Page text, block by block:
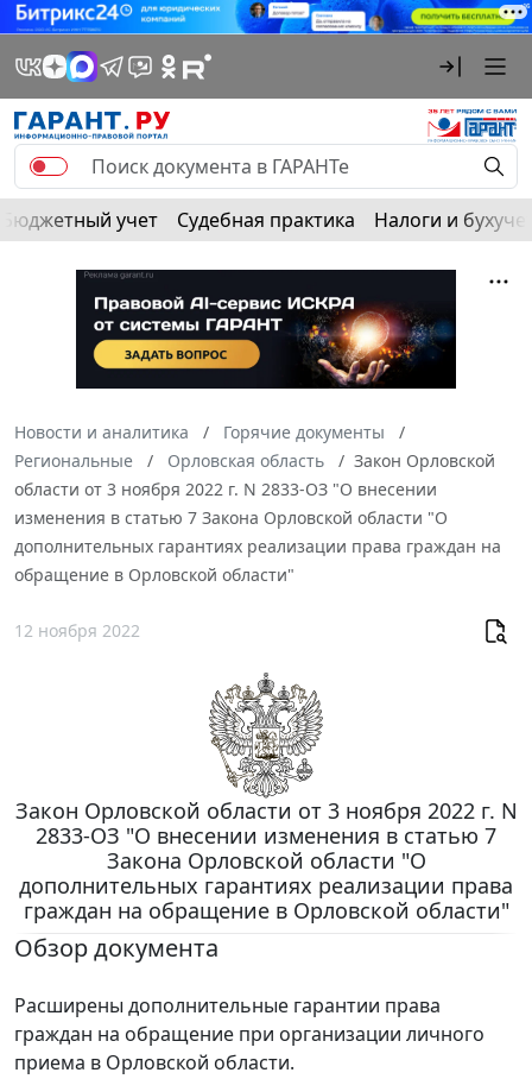
Бюджетный учет Судебная практика Налоги и
Новости и аналитика
Горячие документы
Региональные
Орловская область
Закон Орловской
области от 3 ноября 2022 г. N 2833-ОЗ "О внесении
изменения в статью 7 Закона Орловской области "О
дополнительных гарантиях реализации права граждан на
обращение в Орловской области"
12 ноября 2022
Закон Орловской области от 3 ноября 2022 г. N
2833-ОЗ "О внесении изменения в статью 7
Закона Орловской области "О
дополнительных гарантиях реализации права
граждан на обращение в Орловской области"
Обзор документа
Расширены дополнительные гарантии права
граждан на обращение при организации личного
приема в Орловской области.